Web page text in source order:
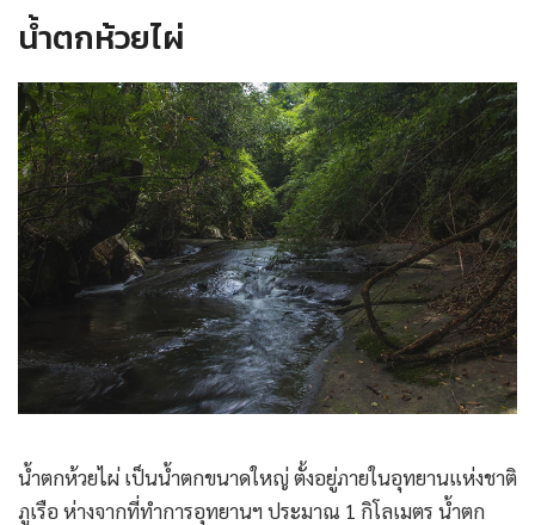
น้ำตกห้วยไผ่
น้ำตกห้วยไผ่ เป็นน้ำตกขนาดใหญ่ ตั้งอยู่ภายในอุทยานแห่งชาติ
ภูเรือ ห่างจากที่ทำการอุทยานฯ ประมาณ 1 กิโลเมตร น้ำตก